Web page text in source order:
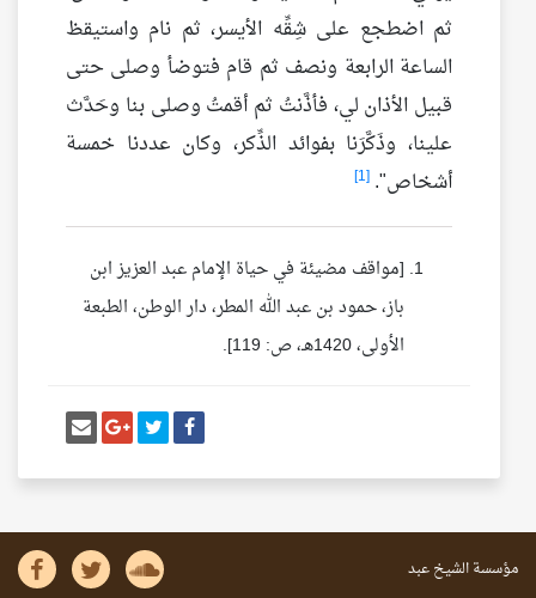
ثم اضطجع على شِقِّه الأيسر، ثم نام واستيقظ
الساعة الرابعة ونصف ثم قام فتوضأ وصلى حتى
قبيل الأذان لي، فأذَّنتُ ثم أقمتُ وصلى بنا وحَدَّث
علينا، وذَكَّرَنا بفوائد الذِّكر، وكان عددنا خمسة
أشخاص". [1]
[مواقف مضيئة في حياة الإمام عبد العزيز ابن
باز، حمود بن عبد الله المطر، دار الوطن، الطبعة
الأولى، 1420هـ، ص: 119].
شارك على فيسبوك
أنشر تغريدةشارك على
مؤسسة الشيخ عبد